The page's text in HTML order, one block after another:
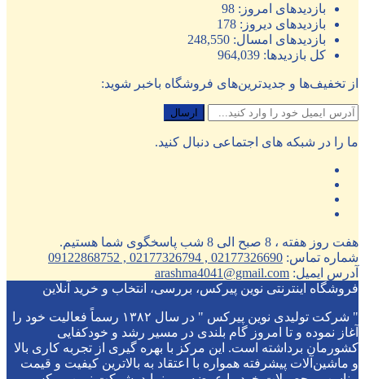
بازدیدهای امروز: 98
بازدیدهای دیروز: 178
بازدیدهای امسال: 248,550
کل بازدیدها: 964,039
از تخفیف‌ها و جدیدترین‌های فروشگاه باخبر شوید:
ما را در شبکه های اجتماعی دنبال کنید.
هفت روز هفته ، 8 صبح الی 8 شب پاسخگوی شما هستیم.
شماره تماس: 02177326690 , 02177326794 , 09122868752
آدرس ایمیل: arashma4041@gmail.com
فروشگاه اینترنتی نوین پیرکس، بررسی، انتخاب و خرید آنلاین
" شرکت تولیدی نوین پیرکس " در سال ۱۳۸۲ رسماً فعالیت خود را
آغاز نموده و تا امروز گام بلندی در مسیر رشد و خودکفایی
کشورمان برداشته است. این مرکز با بهره گیری از تجربه کاری بالا
و ماشین‌آلات پیشرفته همواره با اعتقاد به بالاترین کیفیت و قیمت